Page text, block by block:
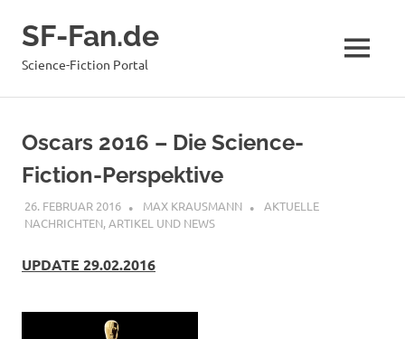
InhaltSF-Fan.de
Science-Fiction Portal MENÜ
Oscars 2016 – Die Science-
Fiction-Perspektive
26. FEBRUAR 2016 MAX KRAUSMANN
AKTUELLE
NACHRICHTEN,ARTIKEL UND NEWS
UPDATE 29.02.2016